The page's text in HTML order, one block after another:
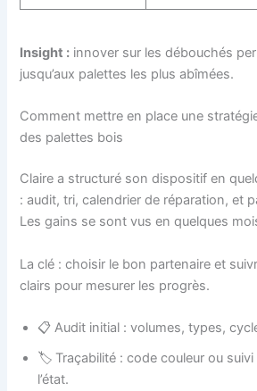
Insight : innover sur les débouchés
jusqu’aux palettes les plus abîmées.
Comment mettre en place une
des palettes bois
Claire a structuré son dispositif en
: audit, tri, calendrier de réparation, et
Les gains se sont vus en quelques
La clé : choisir le bon partenaire et
clairs pour mesurer les progrès.
📋 Audit initial : volumes, types,
🏷️ Traçabilité : code couleur ou suivi
l’état.